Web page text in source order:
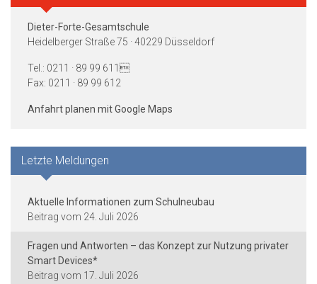
Dieter-Forte-Gesamtschule
Heidelberger Straße 75 · 40229 Düsseldorf
Tel.: 0211 · 89 99 611
Fax: 0211 · 89 99 612
Anfahrt planen mit Google Maps
Letzte Meldungen
Aktuelle Informationen zum Schulneubau
24. Juli 2026
Fragen und Antworten – das Konzept zur Nutzung privater
Smart Devices*
17. Juli 2026